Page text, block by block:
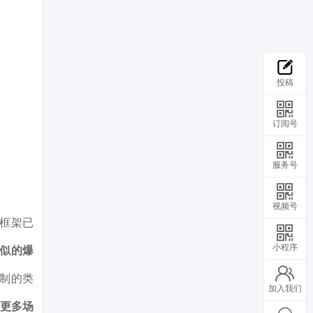
架已
的爆
的类
多场
投稿
订阅号
服务号
视频号
小程序
加入我们